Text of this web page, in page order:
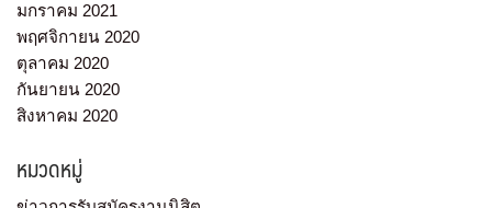
มกราคม 2021
พฤศจิกายน 2020
ตุลาคม 2020
กันยายน 2020
สิงหาคม 2020
หมวดหมู่